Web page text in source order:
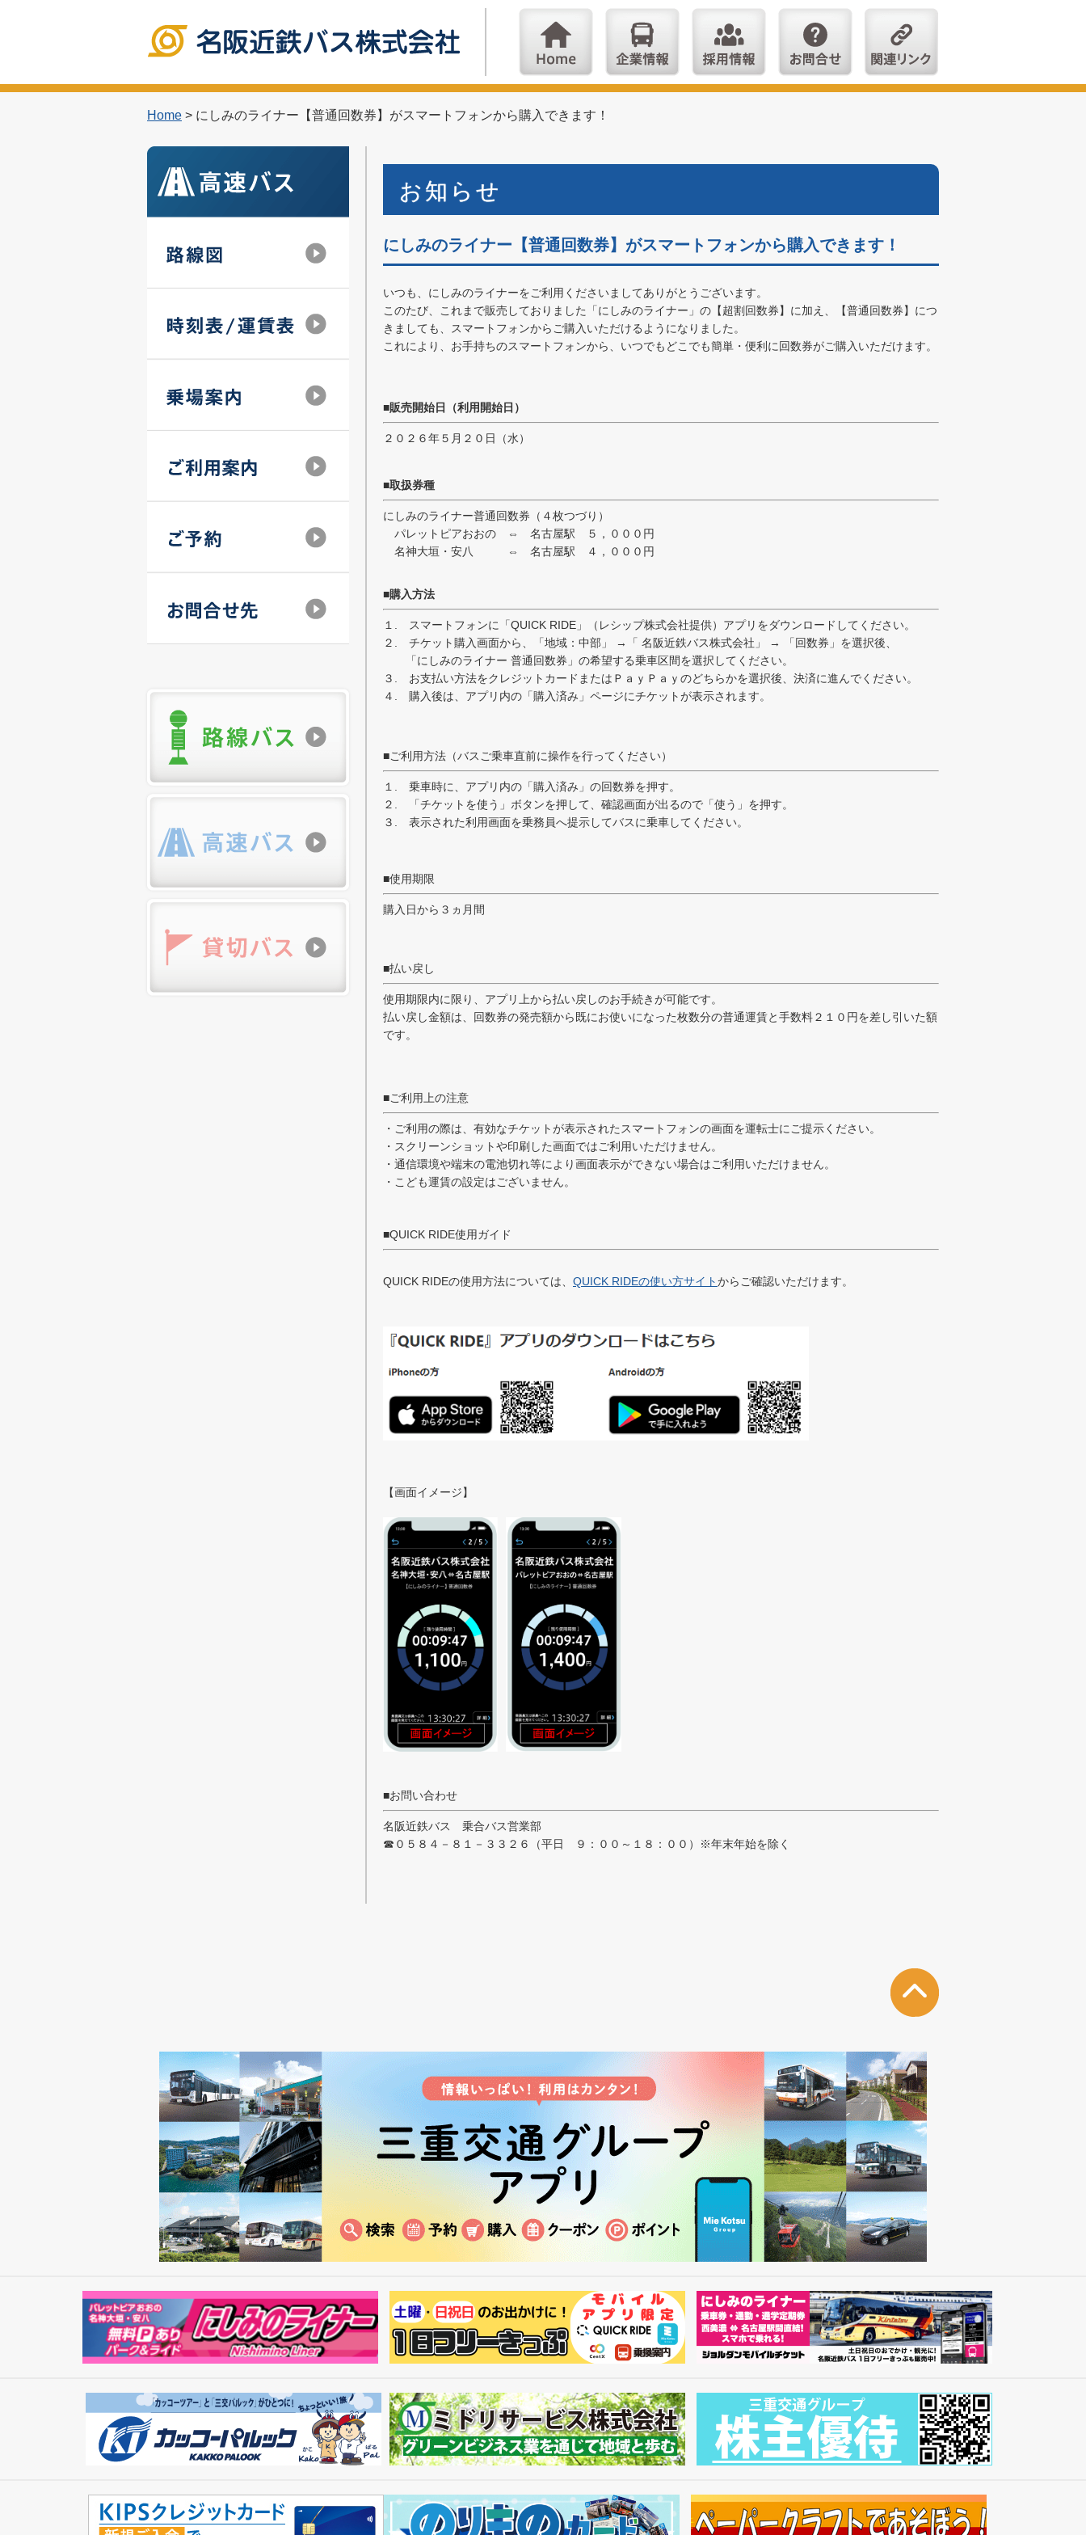
Home > にしみのライナー【普通回数券】がスマートフォンから購入できます！
お知らせ
にしみのライナー【普通回数券】がスマートフォンから購入できます！
いつも、にしみのライナーをご利用くださいましてありがとうございます。
このたび、これまで販売しておりました「にしみのライナー」の【超割回数券】に加え、【普通回数券】につ
きましても、スマートフォンからご購入いただけるようになりました。
これにより、お手持ちのスマートフォンから、いつでもどこでも簡単・便利に回数券がご購入いただけます。
■販売開始日（利用開始日）
２０２６年５月２０日（水）
■取扱券種
にしみのライナー普通回数券（４枚つづり）
パレットピアおおの ⇔ 名古屋駅 ５，０００円
名神大垣・安八 ⇔ 名古屋駅 ４，０００円
■購入方法
１. スマートフォンに「QUICK RIDE」（レシップ株式会社提供）アプリをダウンロードしてください。
２. チケット購入画面から、「地域：中部」 →「 名阪近鉄バス株式会社」 → 「回数券」を選択後、
「にしみのライナー 普通回数券」の希望する乗車区間を選択してください。
３. お支払い方法をクレジットカードまたはＰａｙＰａｙのどちらかを選択後、決済に進んでください。
４. 購入後は、アプリ内の「購入済み」ページにチケットが表示されます。
■ご利用方法（バスご乗車直前に操作を行ってください）
１. 乗車時に、アプリ内の「購入済み」の回数券を押す。
２. 「チケットを使う」ボタンを押して、確認画面が出るので「使う」を押す。
３. 表示された利用画面を乗務員へ提示してバスに乗車してください。
■使用期限
購入日から３ヵ月間
■払い戻し
使用期限内に限り、アプリ上から払い戻しのお手続きが可能です。
払い戻し金額は、回数券の発売額から既にお使いになった枚数分の普通運賃と手数料２１０円を差し引いた額
です。
■ご利用上の注意
・ご利用の際は、有効なチケットが表示されたスマートフォンの画面を運転士にご提示ください。
・スクリーンショットや印刷した画面ではご利用いただけません。
・通信環境や端末の電池切れ等により画面表示ができない場合はご利用いただけません。
・こども運賃の設定はございません。
■QUICK RIDE使用ガイド
QUICK RIDEの使用方法については、 QUICK RIDEの使い方サイトからご確認いただけます。
【画面イメージ】
■お問い合わせ
名阪近鉄バス 乗合バス営業部
☎０５８４－８１－３３２６（平日 ９：００～１８：００）※年末年始を除く